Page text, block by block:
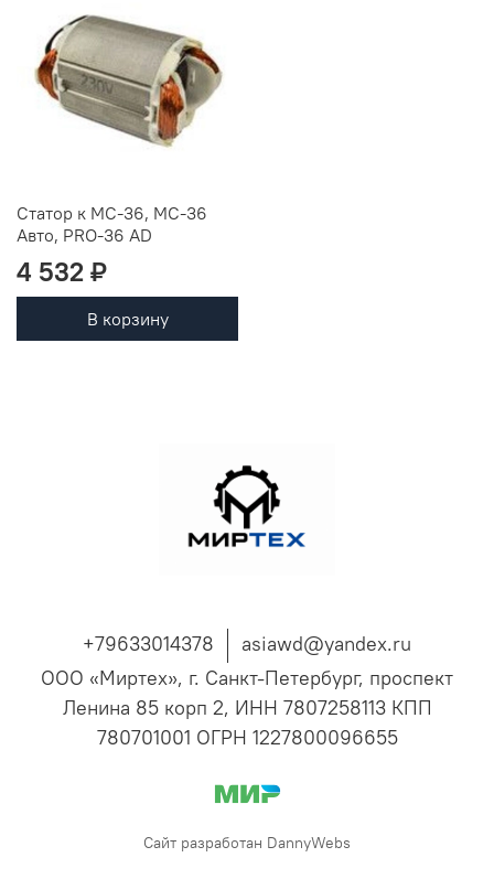
Статор к МС-36, МС-36
Авто, PRO-36 AD
4 532 ₽
В корзину
+79633014378
asiawd@yandex.ru
ООО «Миртех», г. Санкт-Петербург, проспект
Ленина 85 корп 2, ИНН 7807258113 КПП
780701001 ОГРН 1227800096655
Сайт разработан DannyWebs